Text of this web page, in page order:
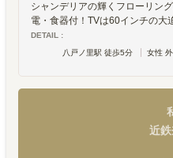
シャンデリアの輝くフローリン
電・食器付！TVは60インチの大
DETAIL :
八戸ノ里駅 徒歩5分
女性
近